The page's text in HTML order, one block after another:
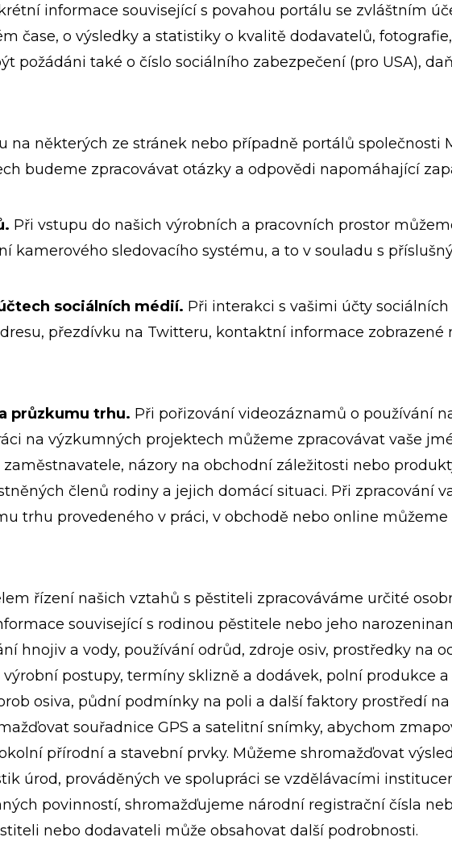
informace související s povahou portálu se zvláštním
čase, o výsledky a statistiky o kvalitě dodavatelů,
požádáni také o číslo sociálního zabezpečení (pro USA),
na některých ze stránek nebo případně portálů společnosti
budeme zpracovávat otázky a odpovědi napomáhající
Při vstupu do našich výrobních a pracovních prostor
kamerového sledovacího systému, a to v souladu s
sociálních médií. Při interakci s vašimi účty
přezdívku na Twitteru, kontaktní informace zobrazené
průzkumu trhu. Při pořizování videozáznamů o používání
na výzkumných projektech můžeme zpracovávat vaše
názory na obchodní záležitosti nebo
členů rodiny a jejich domácí situaci. Při zpracování
trhu provedeného v práci, v obchodě nebo online
řízení našich vztahů s pěstiteli zpracováváme určité
související s rodinou pěstitele nebo jeho
hnojiv a vody, používání odrůd, zdroje osiv, prostředky na
postupy, termíny sklizně a dodávek, polní produkce
osiva, půdní podmínky na poli a další faktory prostředí
souřadnice GPS a satelitní snímky, abychom
přírodní a stavební prvky. Můžeme shromažďovat
úrod, prováděných ve spolupráci se vzdělávacími
povinností, shromažďujeme národní registrační čísla
nebo dodavateli může obsahovat další podrobnosti.